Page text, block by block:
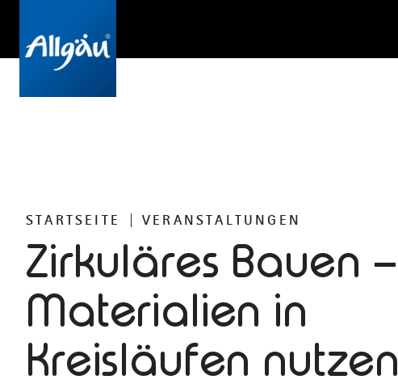
STARTSEITE VERANSTALTUNGEN
Zirkuläres Bauen –
Materialien in
Kreisläufen nutzen